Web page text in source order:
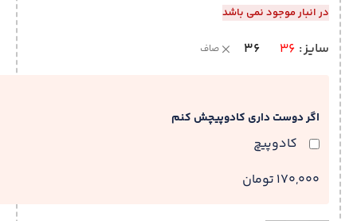
در انبار موجود نمی باشد
سایز 36
36 صاف
اگر دوست داری کادوپیچش کنم
کادوپیچ
170,000 تومان